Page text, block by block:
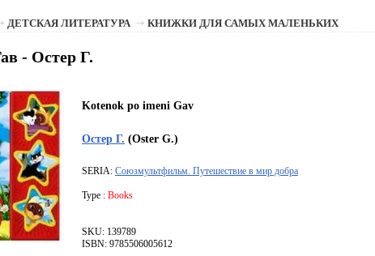
ДЕТСКАЯ ЛИТЕРАТУРА КНИЖКИ ДЛЯ САМЫХ МАЛЕНЬКИХ
- Остер Г.
Kotenok po imeni Gav
Остер Г. (Oster G.)
SERIA: Союзмультфильм. Путешествие в мир добра
Type : Books
SKU: 139789
ISBN: 9785506005612